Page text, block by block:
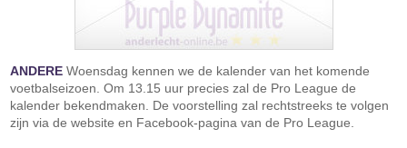
ANDERE Woensdag kennen we de kalender van het komende
voetbalseizoen. Om 13.15 uur precies zal de Pro League de
kalender bekendmaken. De voorstelling zal rechtstreeks te volgen
zijn via de website en Facebook-pagina van de Pro League.